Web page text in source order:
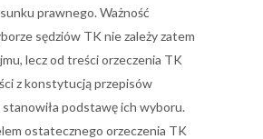
prawnego. Ważność
sędziów TK nie zależy zatem
lecz od treści orzeczenia TK
z konstytucją przepisów
podstawę ich wyboru.
ostatecznego orzeczenia TK